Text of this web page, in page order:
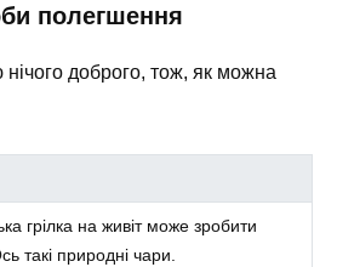
полегшення
доброго, тож, як можна
грілка на живіт може зробити
такі природні чари.